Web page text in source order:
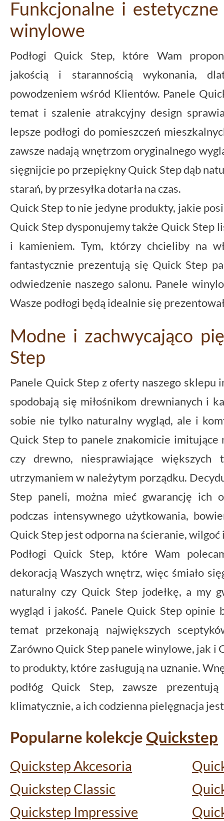
Funkcjonalne i
winylowe
Podłogi Quick Step, które Wam
jakością i starannością wykonania,
powodzeniem wśród Klientów. Panele
temat i szalenie atrakcyjny design
lepsze podłogi do pomieszczeń
zawsze nadają wnętrzom oryginalnego
sięgnijcie po przepiękny Quick Step dąb
starań, by przesyłka dotarła na czas.
Quick Step to nie jedyne produkty, jakie
Quick Step dysponujemy także Quick Step
i kamieniem. Tym, którzy chcieliby na
fantastycznie prezentują się Quick Step
odwiedzenie naszego salonu. Panele
Wasze podłogi będą idealnie się
Modne i zachwycająco
Step
Panele Quick Step z oferty naszego sklepu
spodobają się miłośnikom drewnianych i
sobie nie tylko naturalny wygląd, ale i
Quick Step to panele znakomicie
czy drewno, niesprawiające
utrzymaniem w należytym porządku.
Step paneli, można mieć gwarancję ich
podczas intensywnego użytkowania,
Quick Step jest odporna na ścieranie, wilgoć
Podłogi Quick Step, które Wam
dekoracją Waszych wnętrz, więc śmiało
naturalny czy Quick Step jodełkę, a my
wygląd i jakość. Panele Quick Step opinie
temat przekonają największych
Zarówno Quick Step panele winylowe, jak i
to produkty, które zasługują na uznanie.
podłóg Quick Step, zawsze
klimatycznie, a ich codzienna pielęgnacja
Popularne kolekcje Quickstep
Quickstep Akcesoria
Quickstep Classic
Quickstep Impressive